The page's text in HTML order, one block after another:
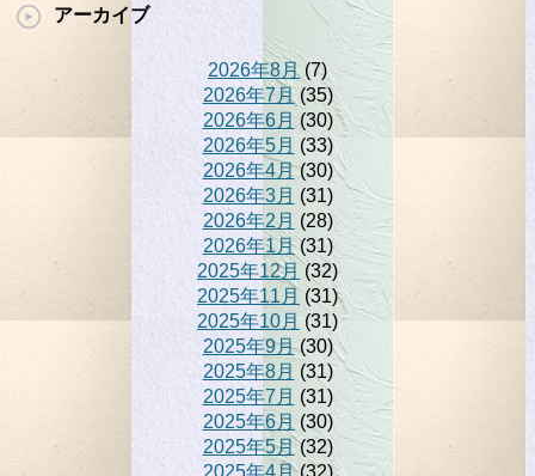
アーカイブ
2026年8月(7)
2026年7月(35)
2026年6月 (30)
2026年5月 (33)
2026年4月(30)
2026年3月 (31)
2026年2月 (28)
2026年1月(31)
2025年12月(32)
2025年11月 (31)
2025年10月 (31)
2025年9月(30)
2025年8月 (31)
2025年7月 (31)
2025年6月 (30)
2025年5月(32)
2025年4月(32)